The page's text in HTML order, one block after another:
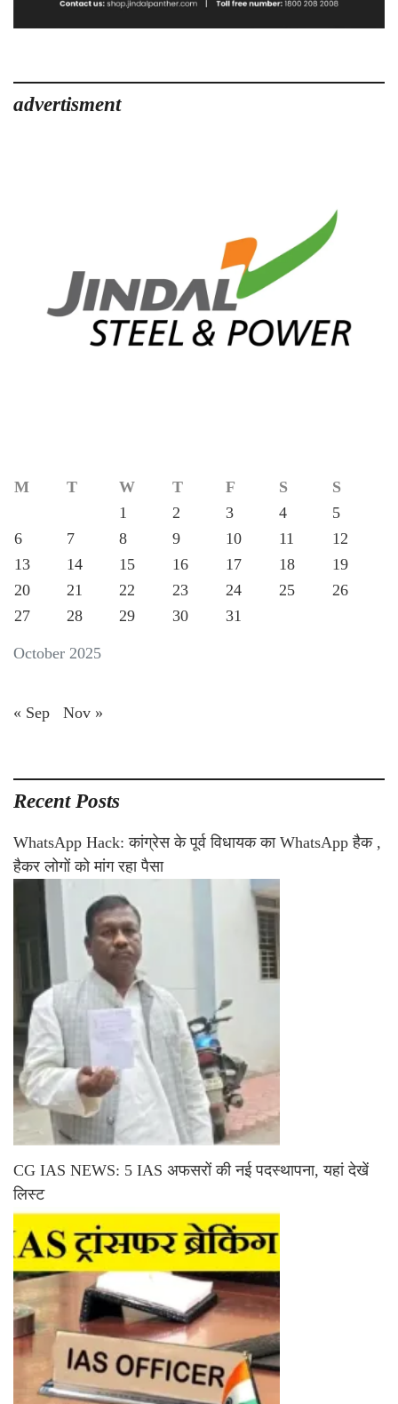
advertisment
October 2025
M T W T F S
S
1
2 3 4
5
6
7 8 9 10 11
12
13
14 15 16 17 18
19
20
21 22 23 24 25
26
27
28 29 30 31
« Sep Nov »
Recent Posts
WhatsApp Hack: कांग्रेस के पूर्व विधायक का WhatsApp हैक ,
हैकर लोगों को मांग रहा पैसा
CG IAS NEWS: 5 IAS अफसरों की नई पदस्थापना, यहां देखें
लिस्ट